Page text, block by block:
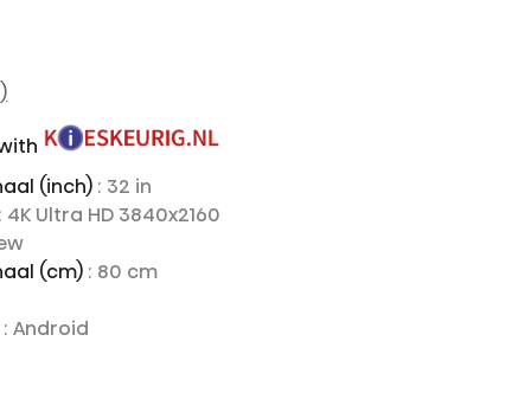
(inch) : 32 in
4K Ultra HD 3840x2160
(cm) : 80 cm
: Android